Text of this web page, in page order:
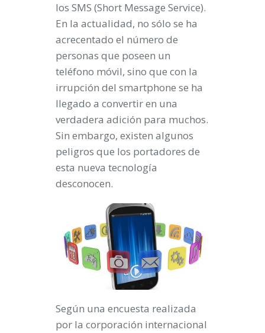
los SMS (Short Message Service).
En la actualidad, no sólo se ha
acrecentado el número de
personas que poseen un
teléfono móvil, sino que con la
irrupción del smartphone se ha
llegado a convertir en una
verdadera adición para muchos.
Sin embargo, existen algunos
peligros que los portadores de
esta nueva tecnología
desconocen.
Según una encuesta realizada
por la corporación internacional